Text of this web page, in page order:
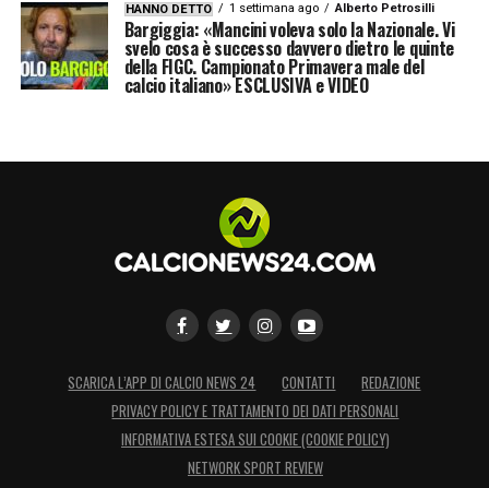
HANNO DETTO 1 settimana ago Alberto Petrosilli
Bargiggia: «Mancini voleva solo la Nazionale. Vi
svelo cosa è successo davvero dietro le quinte
della FIGC. Campionato Primavera male del
calcio italiano» ESCLUSIVA e VIDEO
SCARICA L’APP DI CALCIO NEWS 24 CONTATTI
REDAZIONE
PRIVACY POLICY E TRATTAMENTO DEI DATI PERSONALI
INFORMATIVA ESTESA SUI COOKIE (COOKIE POLICY)
NETWORK SPORT REVIEW